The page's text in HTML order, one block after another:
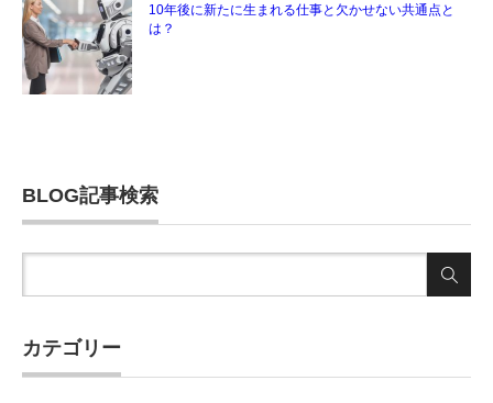
10年後に新たに生まれる仕事と欠かせない共通点と
は？
BLOG記事検索
カテゴリー